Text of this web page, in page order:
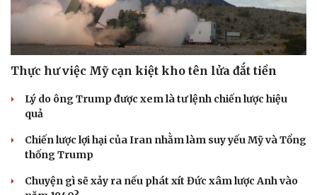
Thực hư việc Mỹ cạn kiệt kho tên lửa đắt tiền
Lý do ông Trump được xem là tư lệnh chiến lược hiệu
quả
Chiến lược lợi hại của Iran nhằm làm suy yếu Mỹ và Tổng
thống Trump
Chuyện gì sẽ xảy ra nếu phát xít Đức xâm lược Anh vào